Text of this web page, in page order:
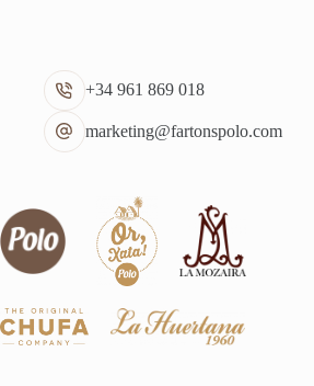
+34 961 869 018
marketing@fartonspolo.com